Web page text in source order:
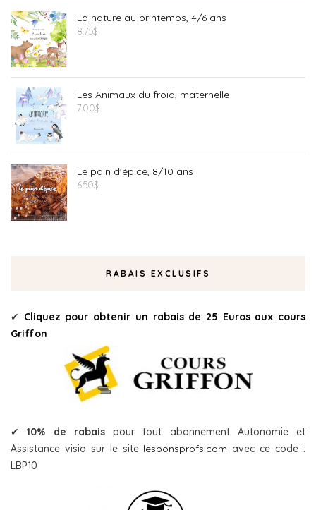
La nature au printemps, 4/6 ans
8.75$
Les Animaux du froid, maternelle
7.00$
Le pain d'épice, 8/10 ans
6.50$
RABAIS EXCLUSIFS
✔ Cliquez pour obtenir un rabais de 25 Euros aux cours
Griffon
✔10% de rabaispour tout abonnement Autonomie et
Assistance visio sur le site lesbonsprofs.com avec ce code :
LBP10